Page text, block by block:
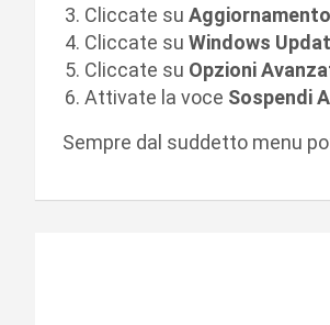
Cliccate su
Cliccate su Windows
Cliccate su Opzioni
Attivate la voce Sospendi
Sempre dal suddetto menu